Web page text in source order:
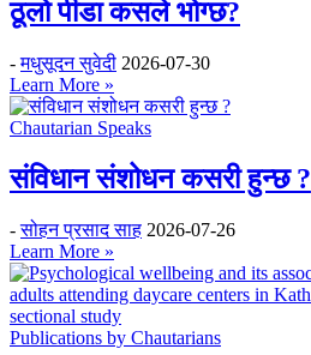
ठूलो पीडा कसले भोग्छ?
-मधुसूदन सुवेदी 2026-07-30
Learn More »
Chautarian Speaks
संविधान संशोधन कसरी हुन्छ ?
-सोहन प्रसाद साह 2026-07-26
Learn More »
Publications by Chautarians